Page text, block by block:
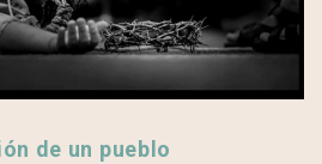
de un pueblo